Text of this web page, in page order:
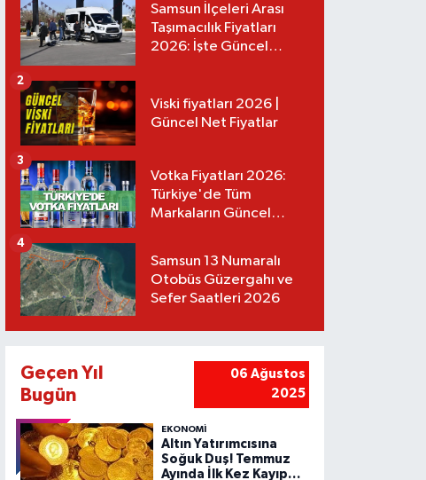
Samsun İlçeleri Arası
Taşımacılık Fiyatları
2026: İşte Güncel
Viski fiyatları 2026 |
Güncel Net Fiyatlar
2
Votka Fiyatları 2026:
Türkiye'de Tüm
Markaların Güncel
3
Samsun 13 Numaralı
Otobüs Güzergahı ve
Sefer Saatleri 2026
4
Geçen Yıl
Bugün
06 Ağustos
2025
EKONOMİ
Altın Yatırımcısına
Soğuk Duş! Temmuz
Ayında İlk Kez Kayıp